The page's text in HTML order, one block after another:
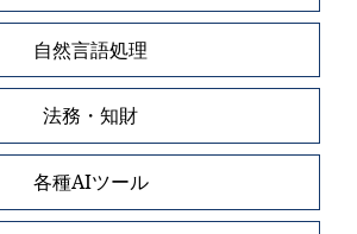
自然言語処理
法務・知財
各種AIツール